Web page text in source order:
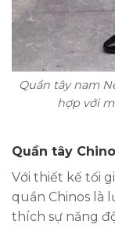
Quần tây nam
hợp với
Quần tây
Với thiết kế tối
quần Chinos là
thích sự năng